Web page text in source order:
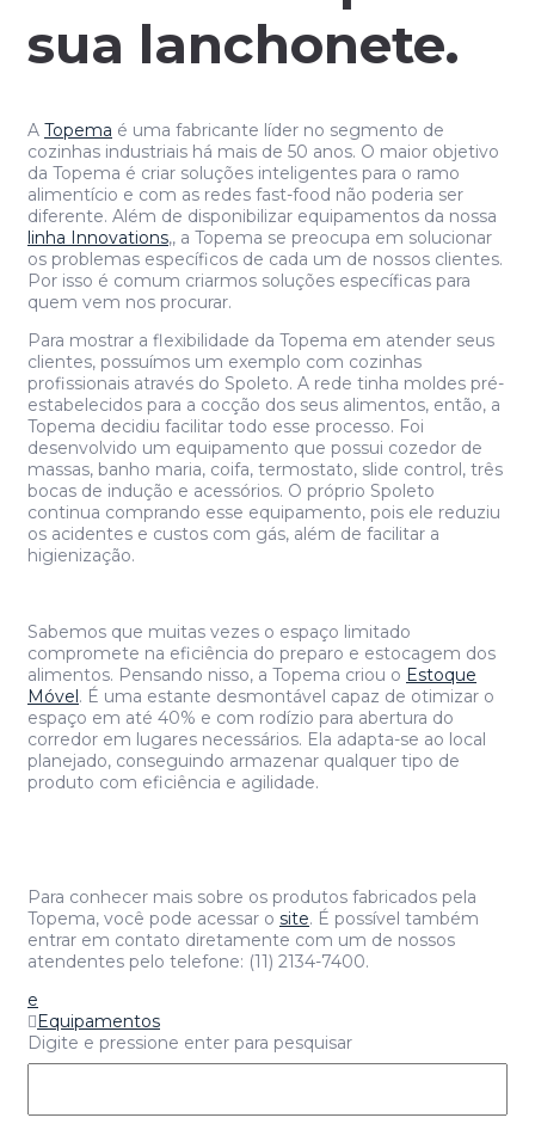
sua lanchonete.
A Topema é uma fabricante líder no segmento de
cozinhas industriais há mais de 50 anos. O maior objetivo
da Topema é criar soluções inteligentes para o ramo
alimentício e com as redes fast-food não poderia ser
diferente. Além de disponibilizar equipamentos da nossa
linha Innovations,, a Topema se preocupa em solucionar
os problemas específicos de cada um de nossos clientes.
Por isso é comum criarmos soluções específicas para
quem vem nos procurar.
Para mostrar a flexibilidade da Topema em atender seus
clientes, possuímos um exemplo com cozinhas
profissionais através do Spoleto. A rede tinha moldes pré-
estabelecidos para a cocção dos seus alimentos, então, a
Topema decidiu facilitar todo esse processo. Foi
desenvolvido um equipamento que possui cozedor de
massas, banho maria, coifa, termostato, slide control, três
bocas de indução e acessórios. O próprio Spoleto
continua comprando esse equipamento, pois ele reduziu
os acidentes e custos com gás, além de facilitar a
higienização.
Sabemos que muitas vezes o espaço limitado
compromete na eficiência do preparo e estocagem dos
alimentos. Pensando nisso, a Topema criou o Estoque
Móvel . É uma estante desmontável capaz de otimizar o
espaço em até 40% e com rodízio para abertura do
corredor em lugares necessários. Ela adapta-se ao local
planejado, conseguindo armazenar qualquer tipo de
produto com eficiência e agilidade.
Para conhecer mais sobre os produtos fabricados pela
Topema, você pode acessar o site. É possível também
entrar em contato diretamente com um de nossos
atendentes pelo telefone: (11) 2134-7400.
e
Equipamentos
Digite e pressione enter para pesquisar